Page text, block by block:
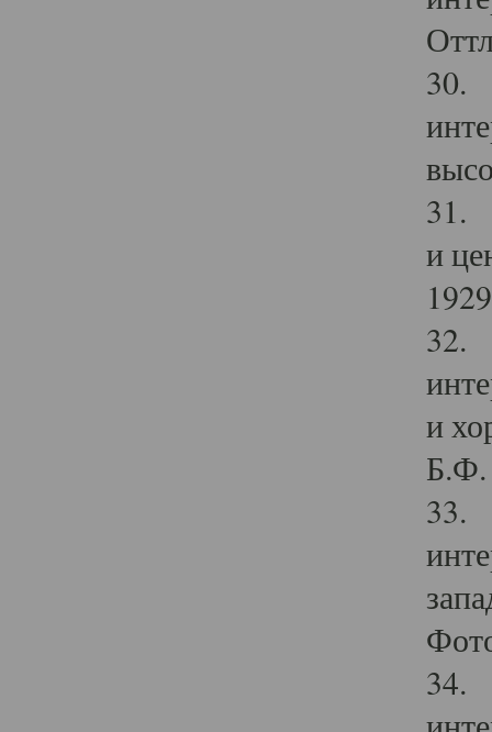
30.
31.
и
32.
и
Б.Ф.
33.
34.